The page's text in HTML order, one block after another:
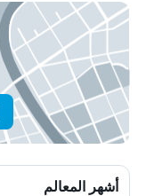
أشهر المعالم